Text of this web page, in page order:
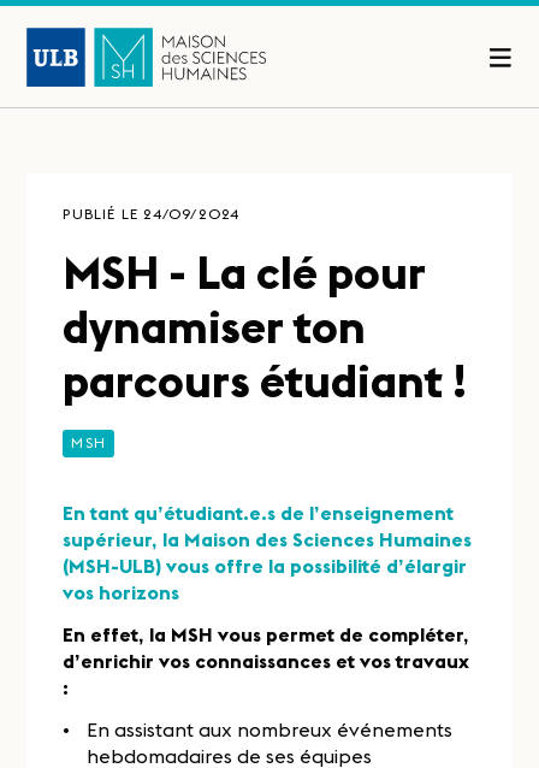
PUBLIÉ LE 24/09/2024
MSH - La clé pour
dynamiser ton
parcours étudiant !
MSH
En tant qu’étudiant.e.s de l’enseignement
supérieur, la Maison des Sciences Humaines
(MSH-ULB) vous offre la possibilité d’élargir
vos horizons
En effet, la MSH vous permet de compléter,
d’enrichir vos connaissances et vos travaux
:
En assistant aux nombreux événements
hebdomadaires de ses équipes